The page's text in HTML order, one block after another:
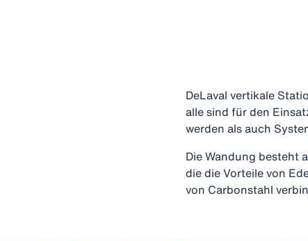
DeLaval vertikale
alle sind für den
werden als auch
Die Wandung besteht
die die Vorteile von
von Carbonstahl